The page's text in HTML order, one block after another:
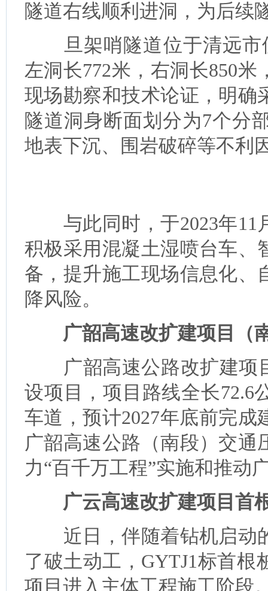
隧道右线顺利进洞，为后续
旦架哨隧道位于清远市
左洞长772米，右洞长850
现场勘察和技术论证，明确
隧道洞身断面划分为7个分
地表下沉、围岩破碎等不利
与此同时，于2023年11
积极采用混凝土湿喷台车、
备，提升施工现场信息化、
降风险。
广韶高速改扩建项目（
广韶高速公路改扩建项
设项目，项目路线全长72.6
车道，预计2027年底前完
广韶高速公路（南段）交通
力“百千万工程”实施和推动
广云高速改扩建项目首
近日，伴随着钻机启动
了破土动工，GYTJ1标首
项目进入主体工程施工阶段